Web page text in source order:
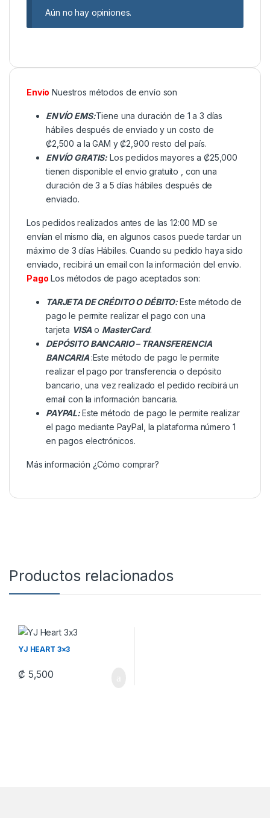
Aún no hay opiniones.
Envío Nuestros métodos de envío son
ENVÍO EMS:Tiene una duración de 1 a 3 días
hábiles después de enviado y un costo de
₡2,500 a la GAM y ₡2,900 resto del país.
ENVÍO GRATIS: Los pedidos mayores a ₡25,000
tienen disponible el envio gratuito , con una
duración de 3 a 5 días hábiles después de
enviado.
Los pedidos realizados antes de las 12:00 MD se
envían el mismo día, en algunos casos puede tardar un
máximo de 3 días Hábiles. Cuando su pedido haya sido
enviado, recibirá un email con la información del envío.
Pago Los métodos de pago aceptados son:
TARJETA DE CRÉDITO O DÉBITO:Este método de
pago le permite realizar el pago con una
tarjeta VISA o MasterCard.
DEPÓSITO BANCARIO – TRANSFERENCIA
BANCARIA :Este método de pago le permite
realizar el pago por transferencia o depósito
bancario, una vez realizado el pedido recibirá un
email con la información bancaria.
PAYPAL:Este método de pago le permite realizar
el pago mediante PayPal, la plataforma número 1
en pagos electrónicos.
Más información ¿Cómo comprar?
Productos relacionados
YJ HEART 3×3
₡ 5,500